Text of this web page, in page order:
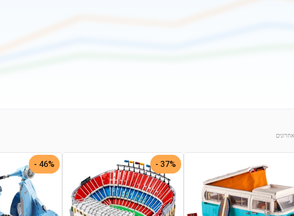
6 החודשים האחרונים
37% -
46% -